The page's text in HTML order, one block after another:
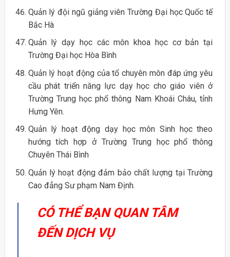
Quản lý đội ngũ giảng viên Trường Đại học Quốc tế
Bắc Hà
Quản lý dạy học các môn khoa học cơ bản tại
Trường Đại học Hòa Bình
Quản lý hoạt động của tổ chuyên môn đáp ứng yêu
cầu phát triển năng lực dạy học cho giáo viên ở
Trường Trung học phổ thông Nam Khoái Châu, tỉnh
Hưng Yên.
Quản lý hoạt động dạy học môn Sinh học theo
hướng tích hợp ở Trường Trung học phổ thông
Chuyên Thái Bình
Quản lý hoạt động đảm bảo chất lượng tại Trường
Cao đẳng Sư phạm Nam Định.
CÓ THỂ BẠN QUAN TÂM
ĐẾN DỊCH VỤ